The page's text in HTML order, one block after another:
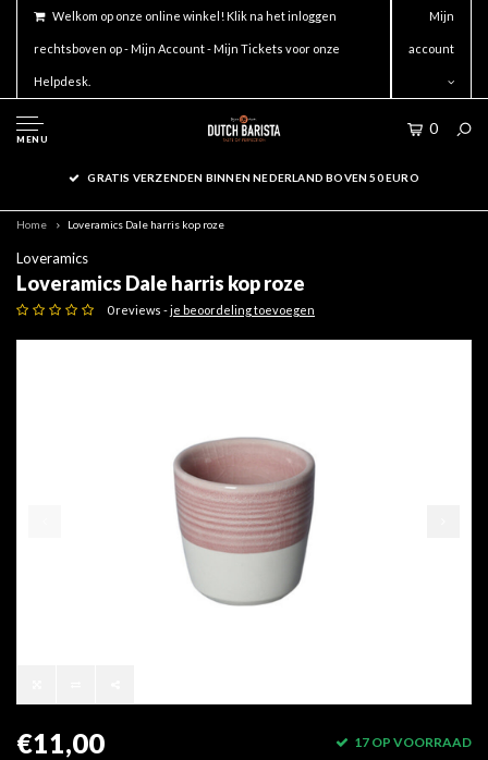
Welkom op onze online winkel! Klik na het inloggen
rechtsboven op - Mijn Account - Mijn Tickets voor onze
Helpdesk.
Mijn
account
MENU
0
GRATIS VERZENDEN BINNEN NEDERLAND BOVEN 50 EURO
Home Loveramics Dale harris kop roze
Loveramics
Loveramics Dale harris kop roze
0 reviews -je beoordeling toevoegen
€11,00 17 OP VOORRAAD